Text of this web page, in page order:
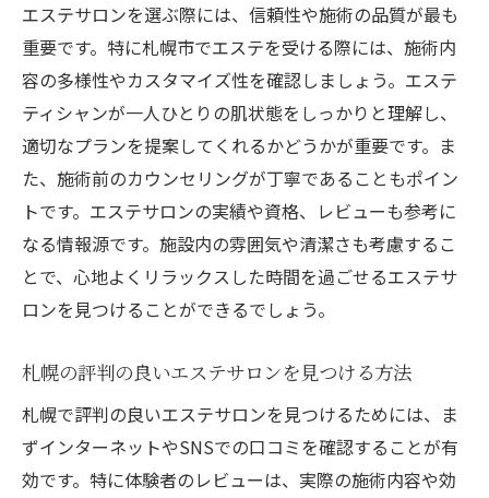
エステサロンを選ぶ際には、信頼性や施術の品質が最も
重要です。特に札幌市でエステを受ける際には、施術内
容の多様性やカスタマイズ性を確認しましょう。エステ
ティシャンが一人ひとりの肌状態をしっかりと理解し、
適切なプランを提案してくれるかどうかが重要です。ま
た、施術前のカウンセリングが丁寧であることもポイン
トです。エステサロンの実績や資格、レビューも参考に
なる情報源です。施設内の雰囲気や清潔さも考慮するこ
とで、心地よくリラックスした時間を過ごせるエステサ
ロンを見つけることができるでしょう。
札幌の評判の良いエステサロンを見つける方法
札幌で評判の良いエステサロンを見つけるためには、ま
ずインターネットやSNSでの口コミを確認することが有
効です。特に体験者のレビューは、実際の施術内容や効